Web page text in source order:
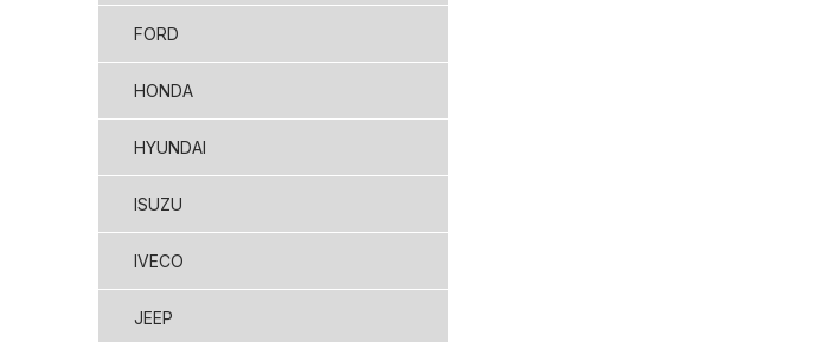
FORD
HONDA
HYUNDAI
ISUZU
IVECO
JEEP